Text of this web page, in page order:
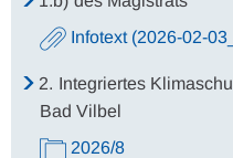
Infotext (2026-02-
2. Integriertes
Bad Vilbel
2026/8